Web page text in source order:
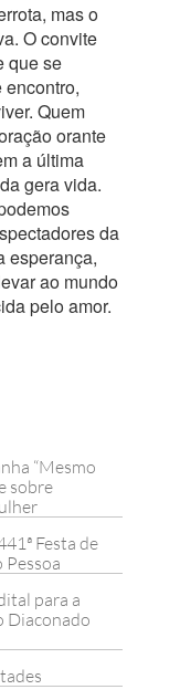
mas o
O convite
que se
encontro,
Quem
orante
a última
gera vida.
da
esperança,
ao mundo
pelo amor.
“Mesmo
sobre
Festa de
Pessoa
para a
Diaconado